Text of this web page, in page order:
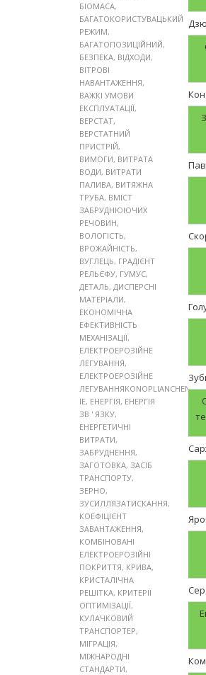
БІОМАСА,
БАГАТОКОРИСТУВАЦЬКИЙ
РЕЖИМ,
БАГАТОПОЗИЦІЙНИЙ,
БЕЗПЕКА, ВІДХОДИ,
ВІТРОВІ
НАВАНТАЖЕННЯ,
ВАЖКІ УМОВИ
ЕКСПЛУАТАЦІЇ,
ВЕРСТАТ,
ВЕРСТАТНИЙ
ПРИСТРІЙ,
ВИМОГИ, ВИТРАТА
ВОДИ, ВИТРАТИ
ПАЛИВА, ВИТЯЖНА
ТРУБА, ВМІСТ
ЗАБРУДНЮЮЧИХ
РЕЧОВИН,
ВОЛОГІСТЬ,
ВРОЖАЙНІСТЬ,
ВУГЛЕЦЬ, ГРАДІЄНТ
РЕЛЬЄФУ, ГУМУС,
ДЕТАЛЬ, ДИСПЕРСНІ
МАТЕРІАЛИ,
ЕКОНОМІЧНА
ЕФЕКТИВНІСТЬ
МЕХАНІЗАЦІЇ,
ЕЛЕКТРОЕРОЗІЙНЕ
ЛЕГУВАННЯ,
ЕЛЕКТРОЕРОЗІЙНЕ
ЛЕГУВАННЯKONOPLIANCHENKO
IE, ЕНЕРГІЯ, ЕНЕРГІЯ
ЗВ ' ЯЗКУ,
ЕНЕРГЕТИЧНІ
ВИТРАТИ,
ЗАБРУДНЕННЯ,
ЗАГОТОВКА, ЗАСІБ
ТРАНСПОРТУ,
ЗЕРНО,
ЗУСИЛЛЯЗАТИСКАННЯ,
КОЕФІЦІЄНТ
ЗАВАНТАЖЕННЯ,
КОМБІНОВАНІ
ЕЛЕКТРОЕРОЗІЙНІ
ПОКРИТТЯ, КРИВА,
КРИСТАЛІЧНА
РЕШІТКА, КРИТЕРІЇ
ОПТИМІЗАЦІЇ,
КУЛАЧКОВИЙ
ТРАНСПОРТЕР,
МІГРАЦІЯ,
МІЖНАРОДНІ
СТАНДАРТИ,